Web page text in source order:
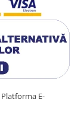
Platforma E-